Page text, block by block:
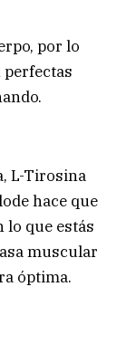
por lo
L-Tirosina
hace que
lo que estás
muscular
óptima.